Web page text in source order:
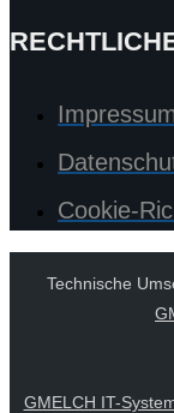
Cookie-
Technische
GMELCH IT-